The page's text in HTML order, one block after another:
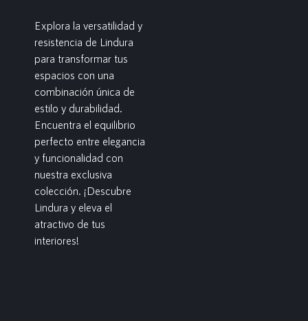
Explora la versatilidad y
resistencia de Lindura
para transformar tus
espacios con una
combinación única de
estilo y durabilidad.
Encuentra el equilibrio
perfecto entre elegancia
y funcionalidad con
nuestra exclusiva
colección. ¡Descubre
Lindura y eleva el
atractivo de tus
interiores!